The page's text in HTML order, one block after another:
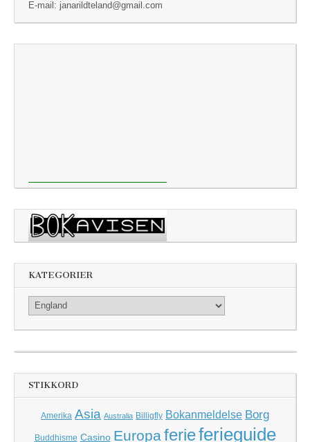
E-mail: janarildteland@gmail.com
KATEGORIER
Kategorier
STIKKORD
Amerika Asia Australia Billigfly Bokanmeldelse Borg
Buddhisme Casino Europaferieferieguide